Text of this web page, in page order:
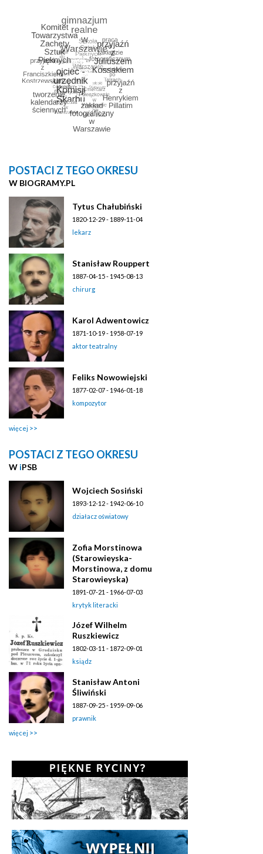
POSTACI Z TEGO OKRESU
W BIOGRAMY.PL
Tytus Chałubiński
1820-12-29 - 1889-11-04
lekarz
Stanisław Rouppert
1887-04-15 - 1945-08-13
chirurg
Karol Adwentowicz
1871-10-19 - 1958-07-19
aktor teatralny
Feliks Nowowiejski
1877-02-07 - 1946-01-18
kompozytor
więcej
POSTACI Z TEGO OKRESU
W iPSB
Wojciech Sosiński
1893-12-12 - 1942-06-10
działacz oświatowy
Zofia Morstinowa
(Starowieyska-
Morstinowa, z domu
Starowieyska)
1891-07-21 - 1966-07-03
krytyk literacki
Józef Wilhelm
Ruszkiewicz
1802-03-11 - 1872-09-01
ksiądz
Stanisław Antoni
Śliwiński
1887-09-25 - 1959-09-06
prawnik
więcej